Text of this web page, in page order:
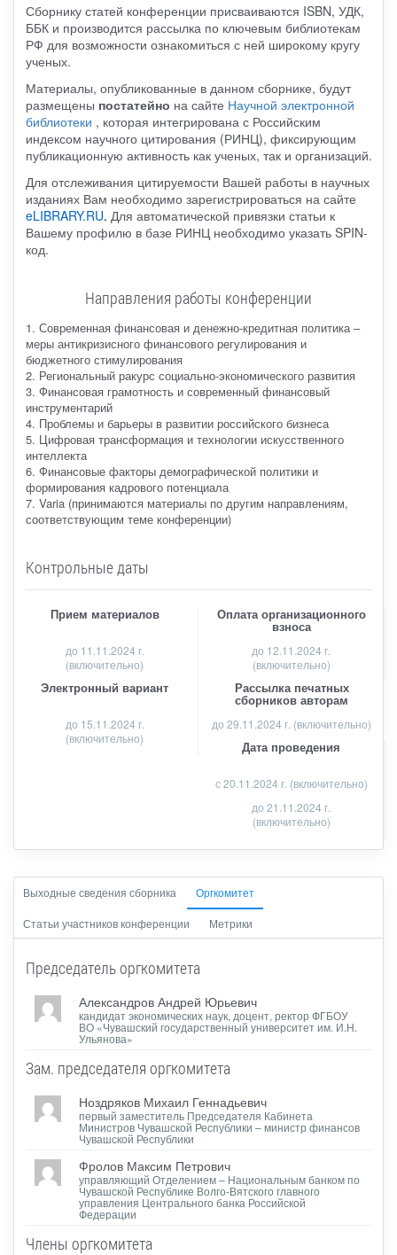
Сборнику статей конференции присваиваются ISBN, УДК,
ББК и производится рассылка по ключевым библиотекам
РФ для возможности ознакомиться с ней широкому кругу
ученых.
Материалы, опубликованные в данном сборнике, будут
размещены постатейно на сайте Научной электронной
библиотеки , которая интегрирована с Российским
индексом научного цитирования (РИНЦ), фиксирующим
публикационную активность как ученых, так и организаций.
Для отслеживания цитируемости Вашей работы в научных
изданиях Вам необходимо зарегистрироваться на сайте
eLIBRARY.RU. Для автоматической привязки статьи к
Вашему профилю в базе РИНЦ необходимо указать SPIN-
код.
Направления работы конференции
1. Современная финансовая и денежно-кредитная политика –
меры антикризисного финансового регулирования и
бюджетного стимулирования
2. Региональный ракурс социально-экономического развития
3. Финансовая грамотность и современный финансовый
инструментарий
4. Проблемы и барьеры в развитии российского бизнеса
5. Цифровая трансформация и технологии искусственного
интеллекта
6. Финансовые факторы демографической политики и
формирования кадрового потенциала
7. Varia (принимаются материалы по другим направлениям,
соответствующим теме конференции)
Контрольные даты
Прием материалов
до 11.11.2024 г.
(включительно)
Оплата организационного
взноса
до 12.11.2024 г.
(включительно)
Электронный вариант
до 15.11.2024 г.
(включительно)
Рассылка печатных
сборников авторам
до 29.11.2024 г. (включительно)
Дата проведения
с 20.11.2024 г. (включительно)
до 21.11.2024 г.
(включительно)
Выходные сведения сборника Оргкомитет
Статьи участников конференции Метрики
Председатель оргкомитета
Александров Андрей Юрьевич
кандидат экономических наук, доцент, ректор ФГБОУ
ВО «Чувашский государственный университет им. И.Н.
Ульянова»
Зам. председателя oргкомитета
Ноздряков Михаил Геннадьевич
первый заместитель Председателя Кабинета
Министров Чувашской Республики – министр финансов
Чувашской Республики
Фролов Максим Петрович
управляющий Отделением – Национальным банком по
Чувашской Республике Волго-Вятского главного
управления Центрального банка Российской
Федерации
Члены оргкомитета